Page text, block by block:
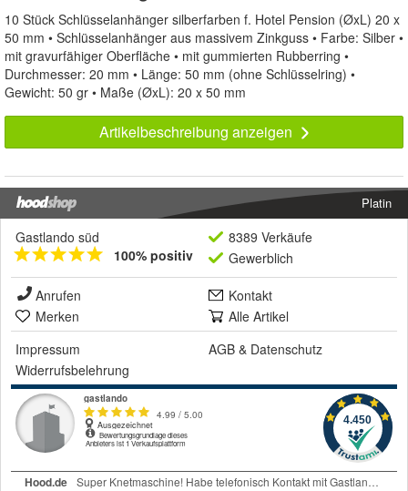
10 Stück Schlüsselanhänger silberfarben f. Hotel Pension (ØxL) 20 x
50 mm • Schlüsselanhänger aus massivem Zinkguss • Farbe: Silber •
mit gravurfähiger Oberfläche • mit gummierten Rubberring •
Durchmesser: 20 mm • Länge: 50 mm (ohne Schlüsselring) •
Gewicht: 50 gr • Maße (ØxL): 20 x 50 mm
Artikelbeschreibung anzeigen
Platin
Gastlando süd
100% positiv
8389 Verkäufe
Gewerblich
Anrufen
Kontakt
Merken
Alle Artikel
Impressum
AGB & Datenschutz
Widerrufsbelehrung